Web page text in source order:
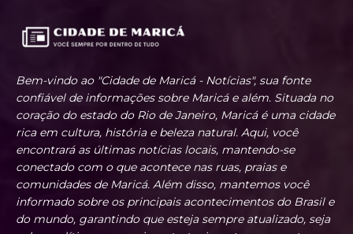
Bem-vindo ao "Cidade de Maricá - Notícias", sua fonte
confiável de informações sobre Maricá e além. Situada no
coração do estado do Rio de Janeiro, Maricá é uma cidade
rica em cultura, história e beleza natural. Aqui, você
encontrará as últimas notícias locais, mantendo-se
conectado com o que acontece nas ruas, praias e
comunidades de Maricá. Além disso, mantemos você
informado sobre os principais acontecimentos do Brasil e
do mundo, garantindo que esteja sempre atualizado, seja